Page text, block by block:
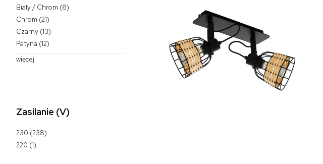
Biały / Chrom (8)
Chrom (21)
Czarny (13)
Patyna (12)
więcej
Zasilanie (V)
230 (238)
220 (1)